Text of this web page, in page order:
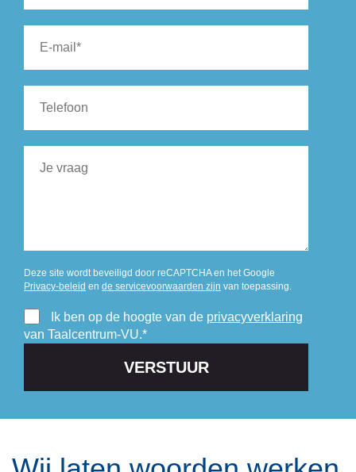
Deze site wordt beveiligd door reCAPTCHA en het Google
Privacy-beleid en de servicevoorwaarden zijn van toepassing.
Ik ben op de hoogte van de privacyverklaring
van Taalcentrum-VU.*